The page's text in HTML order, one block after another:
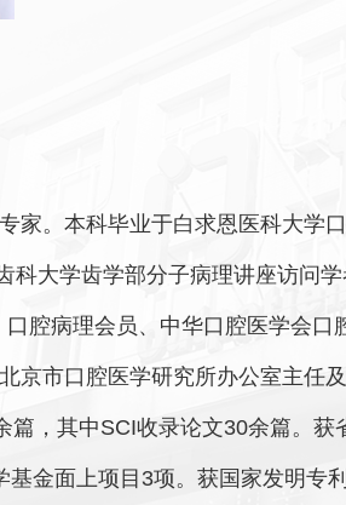
家。本科毕业于白求恩医科大学
科大学齿学部分子病理讲座访问
腔病理会员、中华口腔医学会
京市口腔医学研究所办公室主
，其中SCI收录论文30余篇。
金面上项目3项。获国家发明专